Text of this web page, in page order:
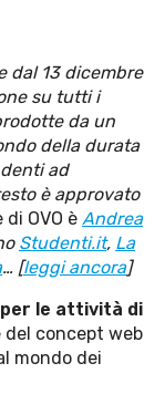
dal 13 dicembre
su tutti i
da un
della durata
ad
è approvato
OVO è Andrea
Studenti.it, La
… [leggi ancora]
le attività di
concept web
mondo dei